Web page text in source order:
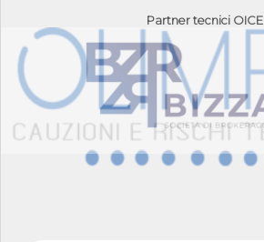
Partner tecnici OICE